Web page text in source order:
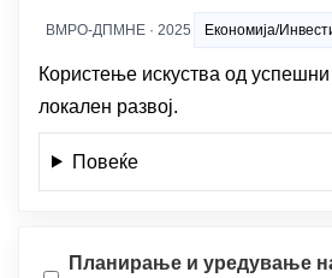
ВМРО-ДПМНЕ · 2025 Економија/
Користење искуства од
локален развој.
Повеќе
Планирање и уредување